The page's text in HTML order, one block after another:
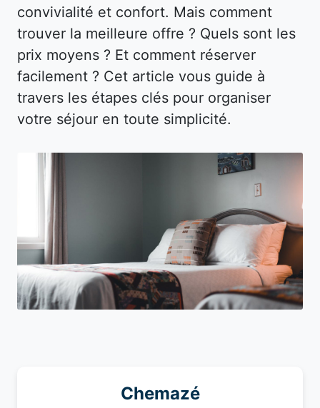
convivialité et confort. Mais comment
trouver la meilleure offre ? Quels sont les
prix moyens ? Et comment réserver
facilement ? Cet article vous guide à
travers les étapes clés pour organiser
votre séjour en toute simplicité.
Chemazé